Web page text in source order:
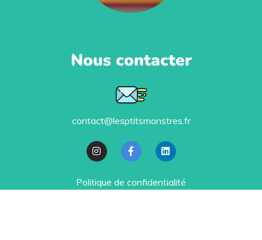
Nous contacter
contact@lesptitsmonstres.fr
Politique de confidentialité